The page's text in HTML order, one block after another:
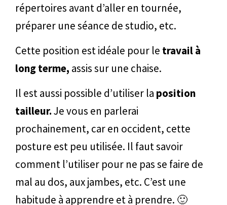
répertoires avant d’aller en tournée,
préparer une séance de studio, etc.
Cette position est idéale pour le travail à
long terme, assis sur une chaise.
Il est aussi possible d’utiliser la position
tailleur.Je vous en parlerai
prochainement, car en occident, cette
posture est peu utilisée. Il faut savoir
comment l’utiliser pour ne pas se faire de
mal au dos, aux jambes, etc. C’est une
habitude à apprendre et à prendre. 🙂